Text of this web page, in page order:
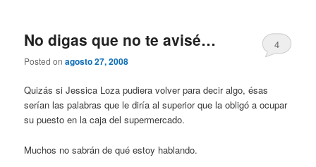
No digas que no te avisé…
Posted onagosto 27, 2008
4
Quizás si Jessica Loza pudiera volver para decir algo, ésas
serían las palabras que le diría al superior que la obligó a ocupar
su puesto en la caja del supermercado.
Muchos no sabrán de qué estoy hablando.